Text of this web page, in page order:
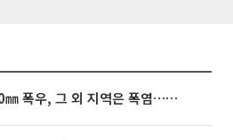
동해안은 시간당 80㎜ 폭우, 그 외 지역은 폭염…‘극과 극 날씨’